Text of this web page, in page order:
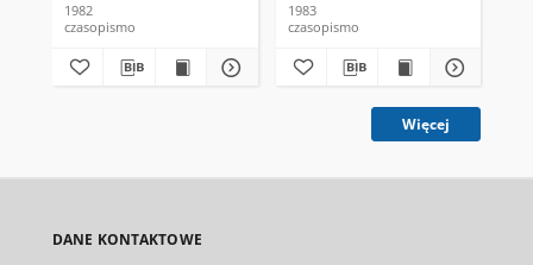
1982
czasopismo
1983
czasopismo
Więcej
DANE KONTAKTOWE